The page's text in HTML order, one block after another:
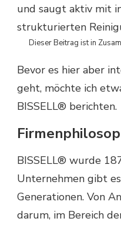
und saugt aktiv mit
strukturierten
Dieser Beitrag ist in
Bevor es hier aber
geht, möchte ich
BISSELL® berichten.
BISSELL® wurde
Unternehmen gibt
Generationen. Von
darum, im Bereich